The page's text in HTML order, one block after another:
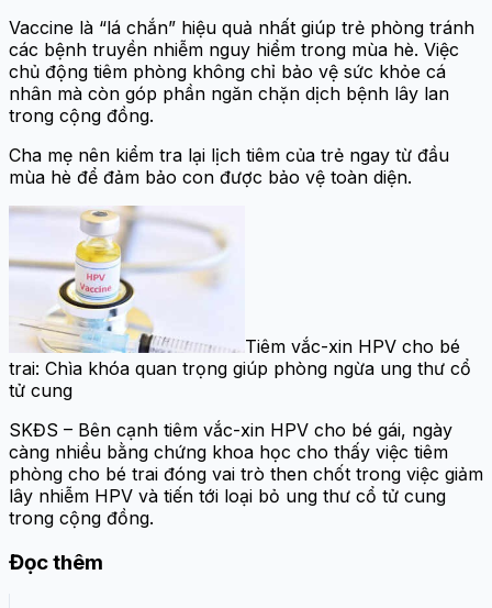
Vaccine là “lá chắn” hiệu quả nhất giúp trẻ phòng tránh
các bệnh truyền nhiễm nguy hiểm trong mùa hè. Việc
chủ động tiêm phòng không chỉ bảo vệ sức khỏe cá
nhân mà còn góp phần ngăn chặn dịch bệnh lây lan
trong cộng đồng.
Cha mẹ nên kiểm tra lại lịch tiêm của trẻ ngay từ đầu
mùa hè để đảm bảo con được bảo vệ toàn diện.
Tiêm vắc-xin HPV cho bé
trai: Chìa khóa quan trọng giúp phòng ngừa ung thư cổ
tử cung
SKĐS – Bên cạnh tiêm vắc-xin HPV cho bé gái, ngày
càng nhiều bằng chứng khoa học cho thấy việc tiêm
phòng cho bé trai đóng vai trò then chốt trong việc giảm
lây nhiễm HPV và tiến tới loại bỏ ung thư cổ tử cung
trong cộng đồng.
Đọc thêm